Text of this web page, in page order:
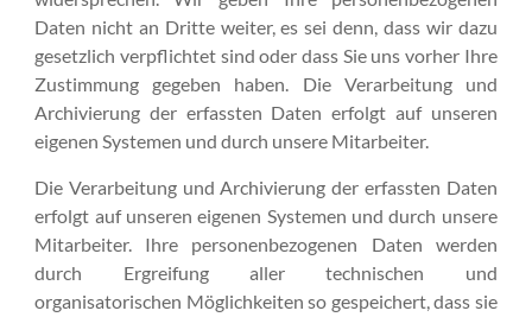
Daten nicht an Dritte weiter, es sei denn, dass wir dazu
gesetzlich verpflichtet sind oder dass Sie uns vorher Ihre
Zustimmung gegeben haben. Die Verarbeitung und
Archivierung der erfassten Daten erfolgt auf unseren
eigenen Systemen und durch unsere Mitarbeiter.
Die Verarbeitung und Archivierung der erfassten Daten
erfolgt auf unseren eigenen Systemen und durch unsere
Mitarbeiter. Ihre personenbezogenen Daten werden
durch Ergreifung aller technischen und
organisatorischen Möglichkeiten so gespeichert, dass sie